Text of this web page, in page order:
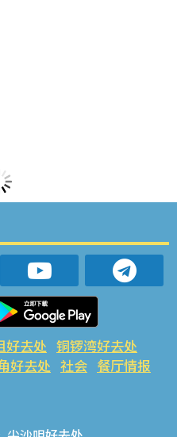
好去处 铜锣湾好去处
好去处 社会 餐厅情报